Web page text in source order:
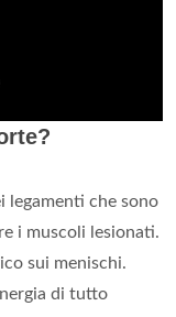
legamenti che sono
i muscoli lesionati.
sui menischi.
di tutto